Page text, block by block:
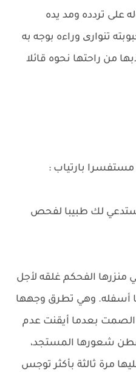
على تردده ومد يده
تنواری وراءه بوجه به
من راحتها نحوه قائلا
مستفسرا بارتياب :
لك طبيبا لفحص
الفحكم غلقه لأجل
أسفله. وهي تطرق وجهها
الصمت بعدما أيقنت عدم
وقطن شعورها المستجد،
مرة ثالثة بأكثر توجس